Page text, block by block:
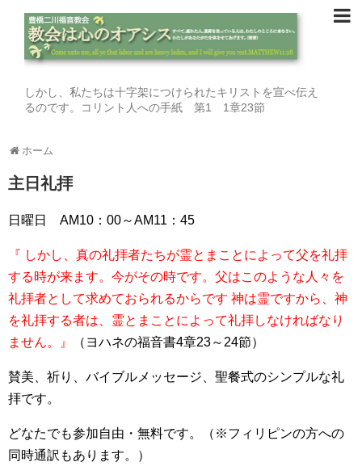
しかし、私たちは十字架につけられたキリストを宣べ伝え
るのです。コリント人への手紙 第1 1章23節
ホーム
主日礼拝
日曜日 AM10：00～AM11：45
『 しかし、真の礼拝者たちが霊とまことによって父を礼拝
する時が来ます。今がその時です。父はこのような人々を
礼拝者として求めておられるからです 神は霊ですから、神
を礼拝する者は、霊とまことによって礼拝しなければなり
ません。』
（ヨハネの福音書4章23～24節）
賛美、祈り、バイブルメッセージ、聖餐式のシンプルな礼
拝です。
どなたでも参加自由・無料です。（※フィリピンの方への
同時通訳もあります。）